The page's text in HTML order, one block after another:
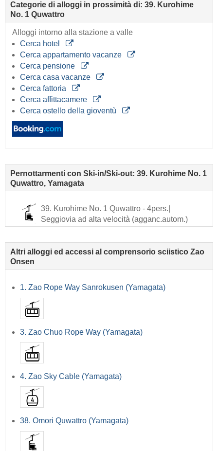
Categorie di alloggi in prossimità di: 39. Kurohime
No. 1 Quwattro
Alloggi intorno alla stazione a valle
Cerca hotel
Cerca appartamento vacanze
Cerca pensione
Cerca casa vacanze
Cerca fattoria
Cerca affittacamere
Cerca ostello della gioventù
Pernottarmenti con Ski-in/Ski-out: 39. Kurohime No. 1
Quwattro, Yamagata
39. Kurohime No. 1 Quwattro - 4pers.|
Seggiovia ad alta velocità (agganc.autom.)
Altri alloggi ed accessi al comprensorio sciistico Zao
Onsen
1. Zao Rope Way Sanrokusen (Yamagata)
3. Zao Chuo Rope Way (Yamagata)
4. Zao Sky Cable (Yamagata)
38. Omori Quwattro (Yamagata)